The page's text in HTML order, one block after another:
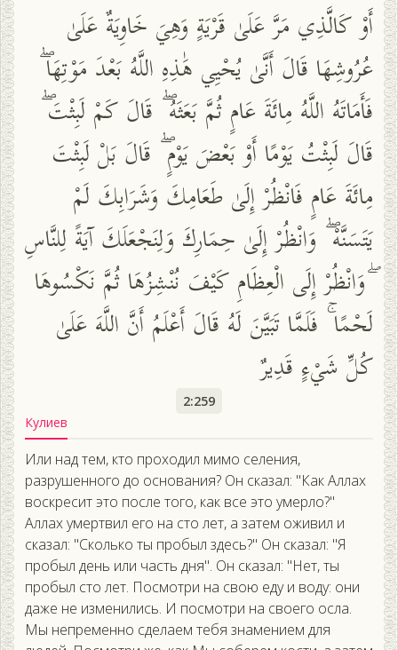
أَوْ كَالَّذِي مَرَّ عَلَىٰ قَرْيَةٍ وَهِيَ خَاوِيَةٌ عَلَىٰ
عُرُوشِهَا قَالَ أَنَّىٰ يُحْيِي هَٰذِهِ اللَّهُ بَعْدَ مَوْتِهَا ۖ
فَأَمَاتَهُ اللَّهُ مِائَةَ عَامٍ ثُمَّ بَعَثَهُ ۖ قَالَ كَمْ لَبِثْتَ ۖ
قَالَ لَبِثْتُ يَوْمًا أَوْ بَعْضَ يَوْمٍ ۖ قَالَ بَلْ لَبِثْتَ
مِائَةَ عَامٍ فَانْظُرْ إِلَىٰ طَعَامِكَ وَشَرَابِكَ لَمْ
يَتَسَنَّهْ ۖ وَانْظُرْ إِلَىٰ حِمَارِكَ وَلِنَجْعَلَكَ آيَةً لِلنَّاسِ
ۖ وَانْظُرْ إِلَى الْعِظَامِ كَيْفَ نُنْشِزُهَا ثُمَّ نَكْسُوهَا
لَحْمًا ۚ فَلَمَّا تَبَيَّنَ لَهُ قَالَ أَعْلَمُ أَنَّ اللَّهَ عَلَىٰ
كُلِّ شَيْءٍ قَدِيرٌ
2:259
Кулиев
Или над тем, кто проходил мимо селения,
разрушенного до основания? Он сказал: "Как Аллах
воскресит это после того, как все это умерло?"
Аллах умертвил его на сто лет, а затем оживил и
сказал: "Сколько ты пробыл здесь?" Он сказал: "Я
пробыл день или часть дня". Он сказал: "Нет, ты
пробыл сто лет. Посмотри на свою еду и воду: они
даже не изменились. И посмотри на своего осла.
Мы непременно сделаем тебя знамением для